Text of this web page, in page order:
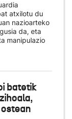
atxilotu du
nazioarteko
da, eta
manipulazio
batetik